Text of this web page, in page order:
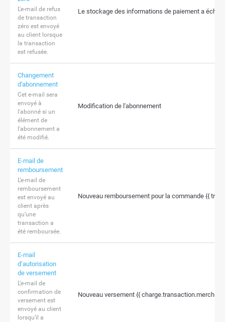
L'e-mail de refus
de transaction
zéro est envoyé
au client lorsque
la transaction
est refusée.
Le stockage des informations de paiement a
Changement
d'abonnement
Cet e-mail sera
envoyé à
l'abonné si un
élément de
l'abonnement a
été modifié.
Modification de l'abonnement
E-mail de
remboursement
L’e-mail de
remboursement
est envoyé au
client après
qu’une
transaction a
été remboursée.
Nouveau remboursement pour la commande {{
E-mail
d’autorisation
de versement
L’e-mail de
confirmation de
versement est
envoyé au client
lorsqu’il a
Nouveau versement {{